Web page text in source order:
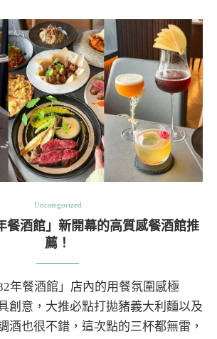
Uncategorized
餐酒館」新開幕的高質感餐酒館推
薦！
年餐酒館」店內的用餐氛圍感極
創意，大推必點打拋豬義大利麵以及
酒也很不錯，這次點的三杯都無雷，